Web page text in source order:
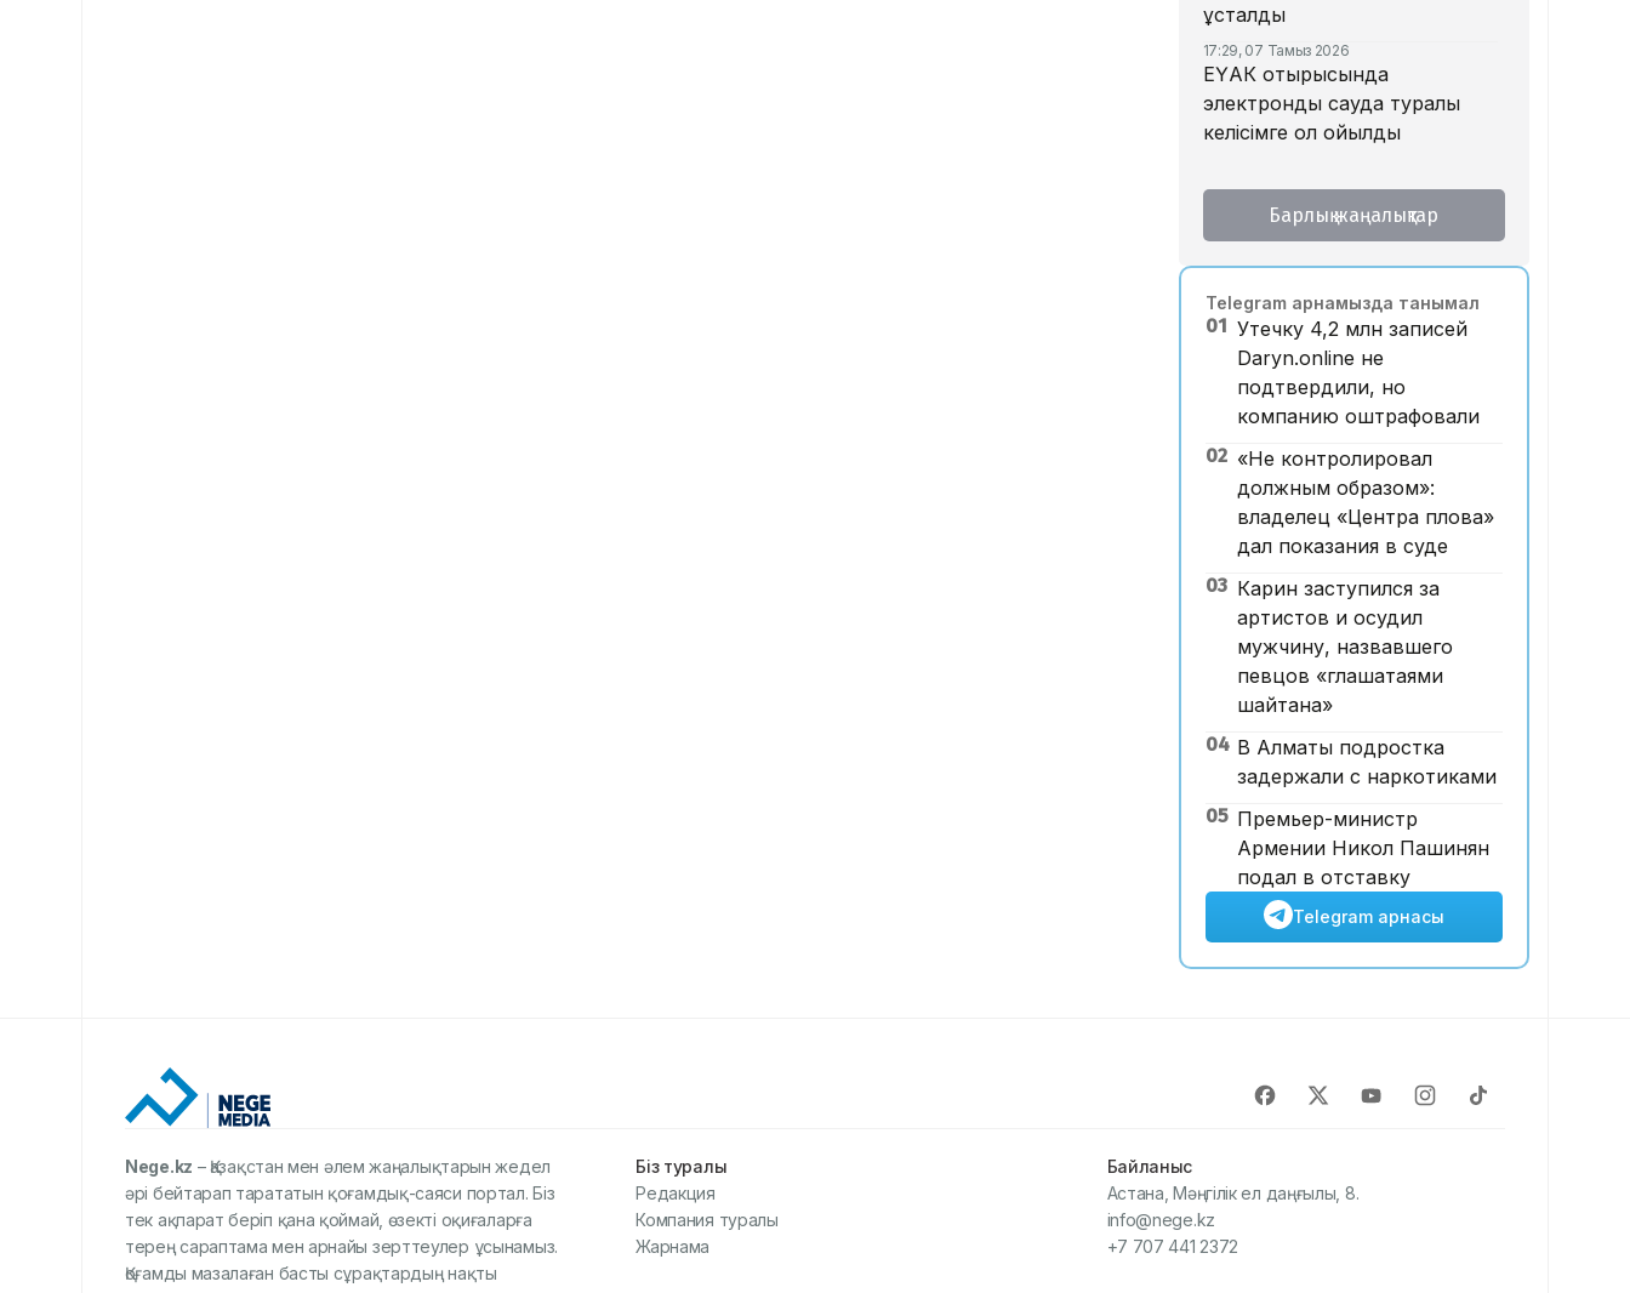
ұсталды
17:29, 07 Тамыз 2026
ЕҮАК отырысында
электрондық сауда туралы
келісімге қол қойылды
Барлық жаңалықтар
Telegram арнамызда танымал
01 Утечку 4,2 млн записей
Daryn.online не
подтвердили, но
компанию оштрафовали
02 «Не контролировал
должным образом»:
владелец «Центра плова»
дал показания в суде
03 Карин заступился за
артистов и осудил
мужчину, назвавшего
певцов «глашатаями
шайтана»
04 В Алматы подростка
задержали с наркотиками
05 Премьер-министр
Армении Никол Пашинян
подал в отставку
Telegram арнасы
Nege.kz – Қазақстан мен әлем жаңалықтарын жедел
әрі бейтарап тарататын қоғамдық-саяси портал. Біз
тек ақпарат беріп қана қоймай, өзекті оқиғаларға
терең сараптама мен арнайы зерттеулер ұсынамыз.
Қоғамды мазалаған басты сұрақтардың нақты
Біз туралы
Редакция
Компания туралы
Жарнама
Байланыс
Астана, Мәңгілік ел даңғылы, 8.
info@nege.kz
+7 707 441 2372